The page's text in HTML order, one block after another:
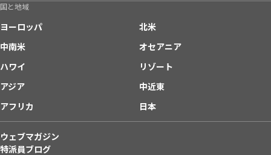
国と地域
ヨーロッパ
北米
中南米
オセアニア
ハワイ
リゾート
アジア
中近東
アフリカ
日本
ウェブマガジン
特派員ブログ